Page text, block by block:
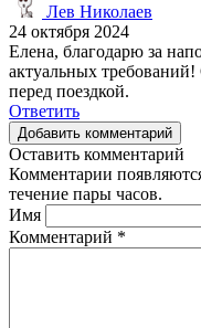
Лев Николаев
24 октября 2024
Елена, благодарю за
актуальных
перед поездкой.
Ответить
Добавить комментарий
Оставить комментарий
Комментарии
течение пары часов.
Имя
Комментарий *